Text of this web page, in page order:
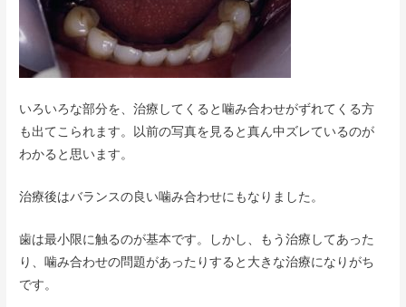
いろいろな部分を、治療してくると噛み合わせがずれてくる方
も出てこられます。以前の写真を見ると真ん中ズレているのが
わかると思います。
治療後はバランスの良い噛み合わせにもなりました。
歯は最小限に触るのが基本です。しかし、もう治療してあった
り、噛み合わせの問題があったりすると大きな治療になりがち
です。